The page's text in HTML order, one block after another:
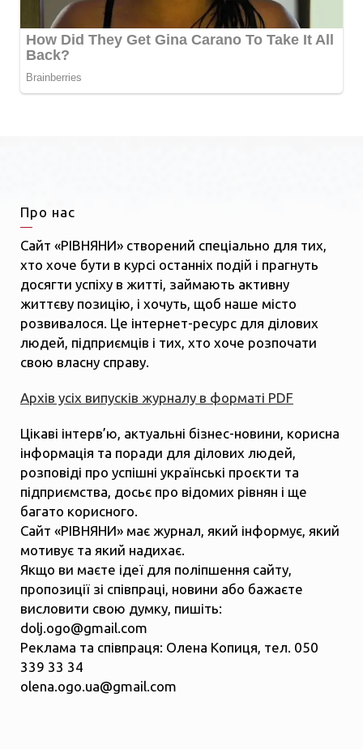
Про нас
Сайт «РІВНЯНИ» створений спеціально для тих,
хто хоче бути в курсі останніх подій і прагнуть
досягти успіху в житті, займають активну
життєву позицію, і хочуть, щоб наше місто
розвивалося. Це інтернет-ресурс для ділових
людей, підприємців і тих, хто хоче розпочати
свою власну справу.
Архів усіх випусків журналу в форматі PDF
Цікаві інтерв’ю, актуальні бізнес-новини, корисна
інформація та поради для ділових людей,
розповіді про успішні українські проєкти та
підприємства, досьє про відомих рівнян і ще
багато корисного.
Сайт «РІВНЯНИ» має журнал, який інформує, який
мотивує та який надихає.
Якщо ви маєте ідеї для поліпшення сайту,
пропозиції зі співпраці, новини або бажаєте
висловити свою думку, пишіть:
dolj.ogo@gmail.com
Реклама та співпраця: Олена Копиця, тел. 050
339 33 34
olena.ogo.ua@gmail.com